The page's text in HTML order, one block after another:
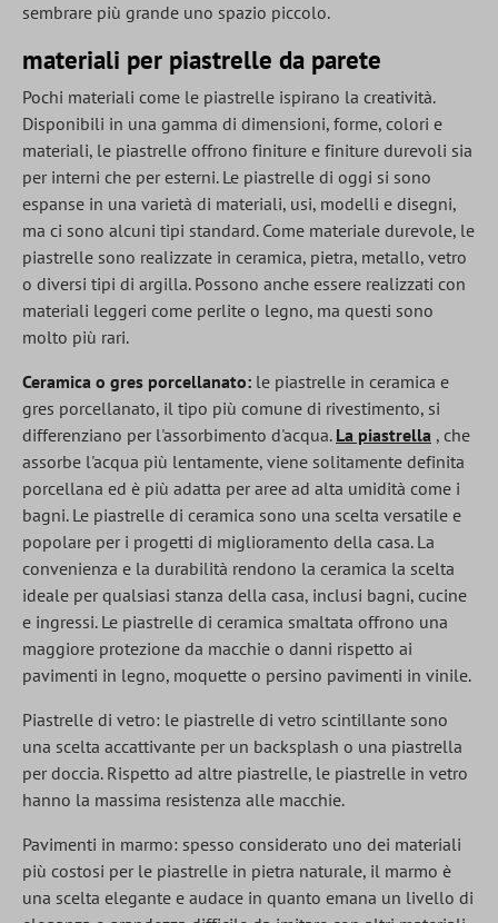
sembrare più grande uno spazio piccolo.
materiali per piastrelle da parete
Pochi materiali come le piastrelle ispirano la creatività.
Disponibili in una gamma di dimensioni, forme, colori e
materiali, le piastrelle offrono finiture e finiture durevoli sia
per interni che per esterni. Le piastrelle di oggi si sono
espanse in una varietà di materiali, usi, modelli e disegni,
ma ci sono alcuni tipi standard. Come materiale durevole, le
piastrelle sono realizzate in ceramica, pietra, metallo, vetro
o diversi tipi di argilla. Possono anche essere realizzati con
materiali leggeri come perlite o legno, ma questi sono
molto più rari.
Ceramica o gres porcellanato: le piastrelle in ceramica e
gres porcellanato, il tipo più comune di rivestimento, si
differenziano per l'assorbimento d'acqua. La piastrella , che
assorbe l'acqua più lentamente, viene solitamente definita
porcellana ed è più adatta per aree ad alta umidità come i
bagni. Le piastrelle di ceramica sono una scelta versatile e
popolare per i progetti di miglioramento della casa. La
convenienza e la durabilità rendono la ceramica la scelta
ideale per qualsiasi stanza della casa, inclusi bagni, cucine
e ingressi. Le piastrelle di ceramica smaltata offrono una
maggiore protezione da macchie o danni rispetto ai
pavimenti in legno, moquette o persino pavimenti in vinile.
Piastrelle di vetro: le piastrelle di vetro scintillante sono
una scelta accattivante per un backsplash o una piastrella
per doccia. Rispetto ad altre piastrelle, le piastrelle in vetro
hanno la massima resistenza alle macchie.
Pavimenti in marmo: spesso considerato uno dei materiali
più costosi per le piastrelle in pietra naturale, il marmo è
una scelta elegante e audace in quanto emana un livello di